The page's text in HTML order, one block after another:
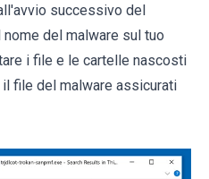
successivo del
del malware sul tuo
i file e le cartelle nascosti
file del malware assicurati